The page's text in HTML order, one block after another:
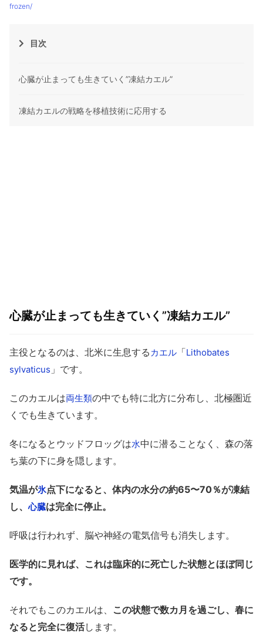
frozen/
目次
心臓が止まっても生きていく”凍結カエル”
凍結カエルの戦略を移植技術に応用する
心臓が止まっても生きていく”凍結カエル”
主役となるのは、北米に生息する カエル 「Lithobates
sylvaticus 」です。
このカエルは両生類の中でも特に北方に分布し、北極圏近
くでも生きています。
冬になるとウッドフロッグは水中に潜ることなく、森の落
ち葉の下に身を隠します。
気温が氷点下になると、体内の水分の約65〜70％が凍結
し、心臓は完全に停止。
呼吸は行われず、脳や神経の電気信号も消失します。
医学的に見れば、これは臨床的に死亡した状態とほぼ同じ
です。
それでもこのカエルは、 この状態で数カ月を過ごし、春に
なると完全に復活します。